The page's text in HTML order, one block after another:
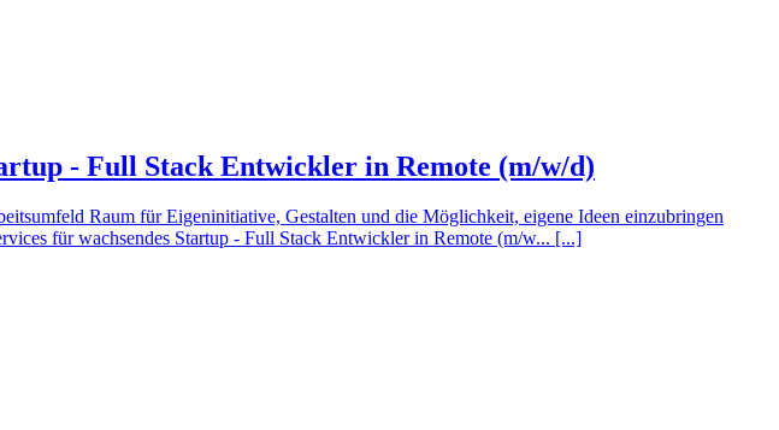
- Full Stack Entwickler in Remote (m/w/d)
Raum für Eigeninitiative, Gestalten und die Möglichkeit, eigene Ideen einzubringen
für wachsendes Startup - Full Stack Entwickler in Remote (m/w... [...]